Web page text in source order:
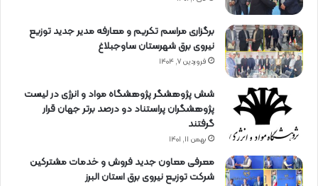
برگزاری مراسم تكریم و معارفه مدیر جدید توزیع
نیروی برق شهرستان ساوجبلاغ
فروردین ۷, ۱۴۰۴
شش پژوهشگر پژوهشگاه مواد و انرژی در لیست
پژوهشگران پراستناد دو درصد برتر جهان قرار
گرفتند
بهمن ۱۱, ۱۴۰۱
معرفی معاون جدید فروش و خدمات مشتركین
شركت توزیع نیروی برق استان البرز